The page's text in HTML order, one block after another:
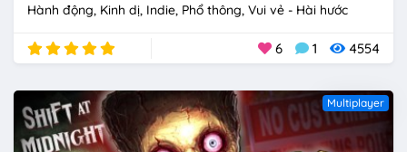
Hành động Kinh dị Indie Phổ thông Vui vẻ - Hài hước
6 1 4554
Multiplayer